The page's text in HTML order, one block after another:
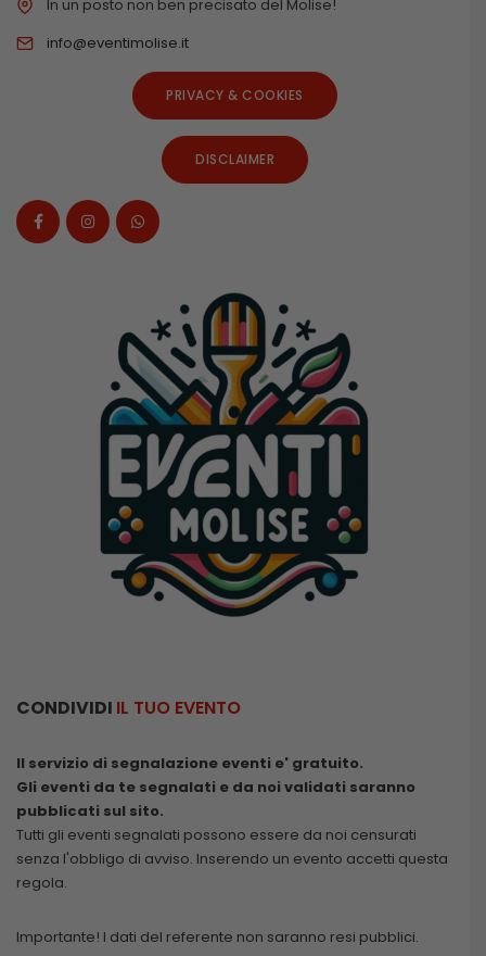
In un posto non ben precisato del Molise!
info@eventimolise.it
PRIVACY & COOKIES
DISCLAIMER
CONDIVIDI IL TUO EVENTO
Il servizio di segnalazione eventi e' gratuito.
Gli eventi da te segnalati e da noi validati saranno
pubblicati sul sito.
Tutti gli eventi segnalati possono essere da noi censurati
senza l'obbligo di avviso. Inserendo un evento accetti questa
regola.
Importante! I dati del referente non saranno resi pubblici.